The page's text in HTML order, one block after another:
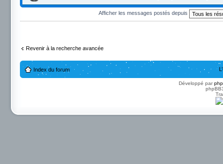
Afficher les messages postés depuis
Revenir à la recherche avancée
Index du forum
Développé par